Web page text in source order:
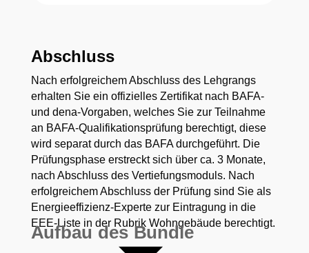
Abschluss
Nach erfolgreichem Abschluss des Lehgrangs
erhalten Sie ein offizielles Zertifikat nach BAFA-
und dena-Vorgaben, welches Sie zur Teilnahme
an BAFA-Qualifikationsprüfung berechtigt, diese
wird separat durch das BAFA durchgeführt. Die
Prüfungsphase erstreckt sich über ca. 3 Monate,
nach Abschluss des Vertiefungsmoduls. Nach
erfolgreichem Abschluss der Prüfung sind Sie als
Energieeffizienz-Experte zur Eintragung in die
EEE-Liste in der Rubrik Wohngebäude berechtigt.
Aufbau des Bundle